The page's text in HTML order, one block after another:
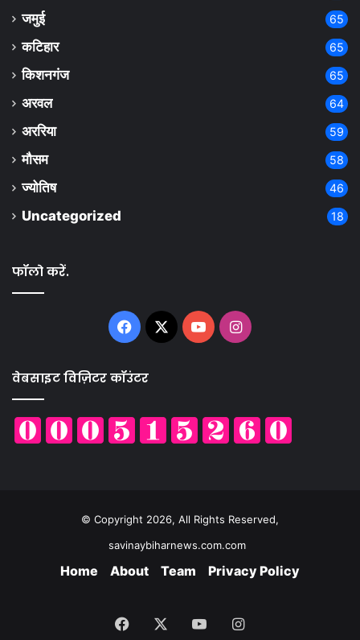
जमुई 65
कटिहार 65
किशनगंज 65
अरवल 64
अररिया 59
मौसम 58
ज्योतिष 46
Uncategorized 18
फॉलो करें.
Facebook
X YouTubeInstagram
वेबसाइट विज़िटर कॉउंटर
© Copyright 2026, All Rights Reserved,
savinaybiharnews.com.com
Home About Team Privacy Policy
Facebook YouTubeInstagram